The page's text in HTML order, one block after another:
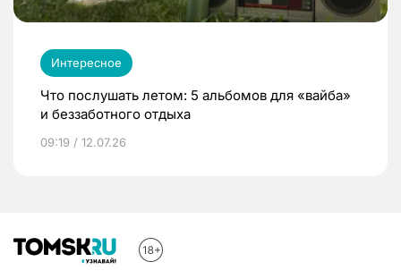
Интересное
Что послушать летом: 5 альбомов для «вайба»
и беззаботного отдыха
09:19 / 12.07.26